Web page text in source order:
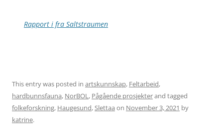
Rapport i fra Saltstraumen
This entry was posted in artskunnskap, Feltarbeid,
hardbunnsfauna, NorBOL, Pågående prosjekterand tagged
folkeforskning, Haugesund,Slettaa on November 3, 2021 by
katrine.